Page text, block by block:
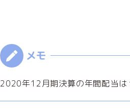
2020年12月期決算の年間配当